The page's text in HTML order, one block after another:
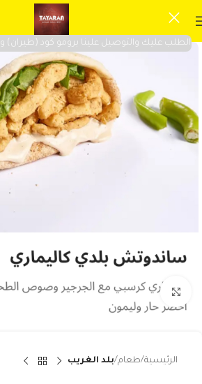
الطلب عليك والتوصيل علينا برومو كود (طيران)
Click to enlarge
الرئيسية طعام بلد الغريب